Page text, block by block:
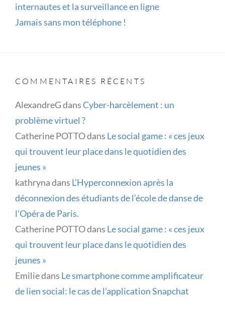
internautes et la surveillance en ligne
Jamais sans mon téléphone !
COMMENTAIRES RÉCENTS
AlexandreGdansCyber-harcèlement : un
problème virtuel ?
Catherine POTTOdans Le social game : « ces jeux
qui trouvent leur place dans le quotidien des
jeunes »
kathrynadans L’Hyperconnexion après la
déconnexion des étudiants de l’école de danse de
l’Opéra de Paris.
Catherine POTTOdans Le social game : « ces jeux
qui trouvent leur place dans le quotidien des
jeunes »
Emiliedans Le smartphone comme amplificateur
de lien social: le cas de l’application Snapchat